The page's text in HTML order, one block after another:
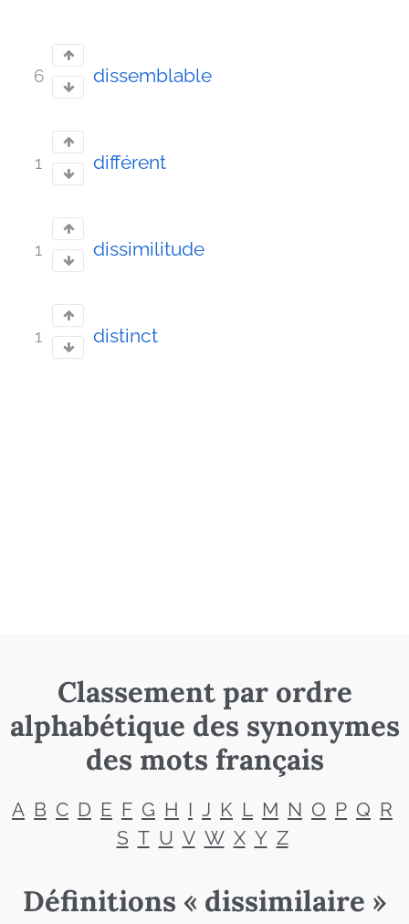
6 dissemblable
1 différent
1 dissimilitude
1 distinct
Classement par ordre
alphabétique des synonymes
des mots français
A B C D E F G H I J K L M N O P Q R
S T U V W X Y Z
Définitions « dissimilaire »